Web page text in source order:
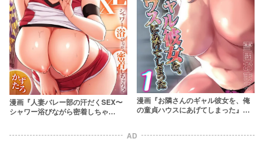
漫画『人妻バレー部の汗だくSEX〜
シャワー浴びながら密着しちゃ
漫画『お隣さんのギャル彼女を、俺
の童貞ハウスにあげてしまった』は
AD